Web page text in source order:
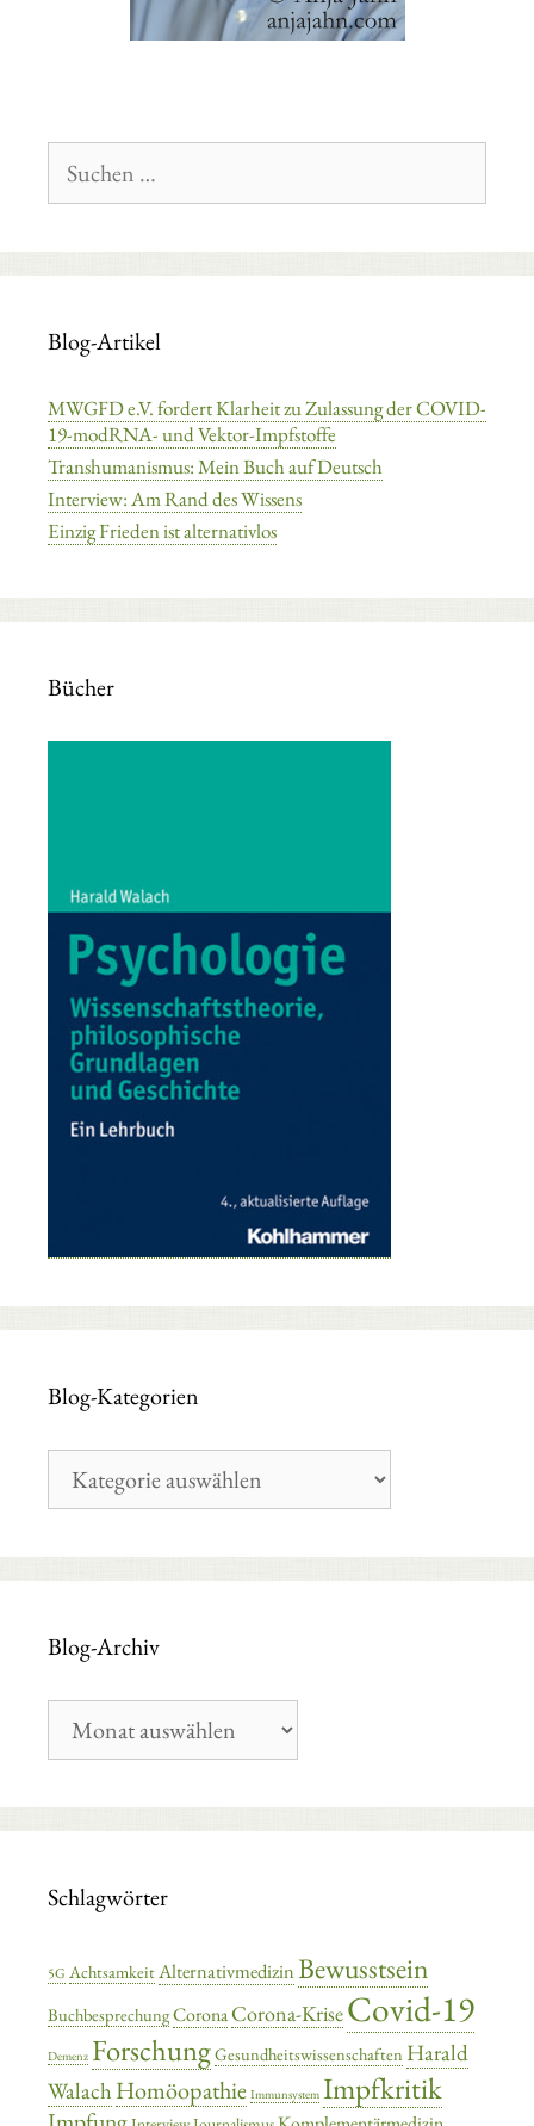
nach:
Blog-Artikel
MWGFD e.V. fordert Klarheit zu Zulassung der COVID-
19-modRNA- und Vektor-Impfstoffe
Transhumanismus: Mein Buch auf Deutsch
Interview: Am Rand des Wissens
Einzig Frieden ist alternativlos
Bücher
Blog-Kategorien
Kategorien
Blog-Archiv
Archiv
Schlagwörter
5G AchtsamkeitAlternativmedizinBewusstsein
BuchbesprechungCoronaCorona-KriseCovid-19
Demenz ForschungGesundheitswissenschaften Harald
Walach Homöopathie Immunsystem Impfkritik